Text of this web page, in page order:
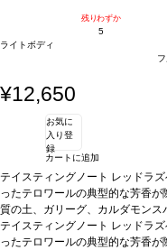
残りわずか
5
ライトボディ
¥12,650
お気に
入り登
録
カートに追加
テイスティングノート レッドラ
ったテロワールの典型的な芳香
質の土、ガリーグ、カルダモン
に広がる甘美な口当たりは、チ
かなミッドパレットへと続く。
テイスティングノート レッドラ
ったテロワールの典型的な芳香